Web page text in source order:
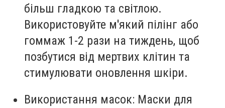
більш гладкою та світлою.
Використовуйте м'який пілінг або
гоммаж 1-2 рази на тиждень, щоб
позбутися від мертвих клітин та
стимулювати оновлення шкіри.
Використання масок: Маски для